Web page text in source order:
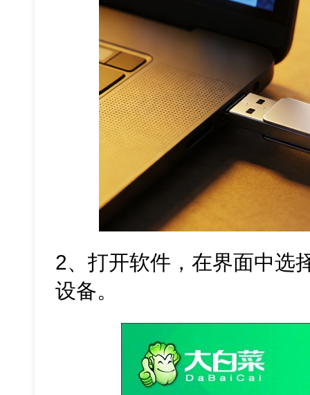
2、打开软件，在界面中选
设备。